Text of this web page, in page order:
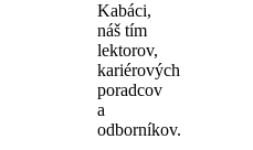
Kabáci,
náš tím
lektorov,
kariérových
poradcov
a
odborníkov.